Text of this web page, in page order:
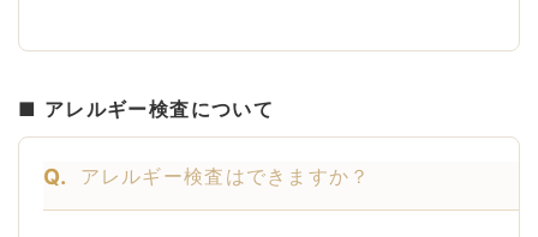
■ アレルギー検査について
Q. アレルギー検査はできますか？